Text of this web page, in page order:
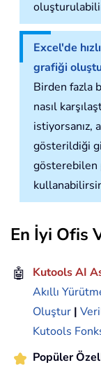
Excel'de
grafiği
Birden fazla
nasıl
istiyorsanız,
gösterildiği
gösterebilen
En İyi Ofis
🤖 Kutools AI
Akıllı
Oluştur |
Kutools
Popüler